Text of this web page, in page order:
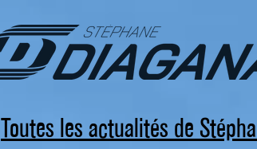
Toutes les actualités de